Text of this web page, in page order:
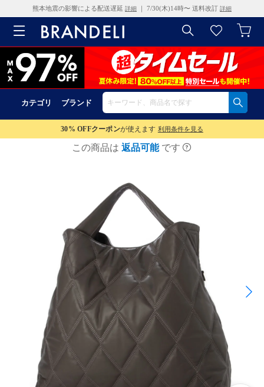
熊本地震の影響による配送遅延 詳細 ｜ 7/30(木)14時〜 送料改訂 詳細
カテゴリ ブランド
30% OFFクーポンが使えます 利用条件を見る
この商品は 返品可能 です